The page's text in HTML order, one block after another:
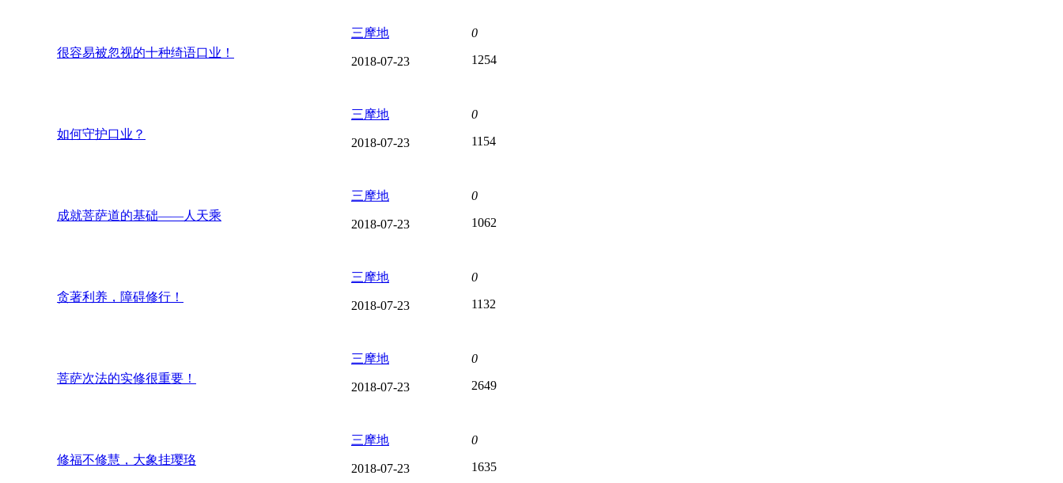
很容易被忽视的十种绮语口业！
三摩地
2018-07-23
0
1254
如何守护口业？
三摩地
2018-07-23
0
1154
成就菩萨道的基础——人天乘
三摩地
2018-07-23
0
1062
贪著利养，障碍修行！
三摩地
2018-07-23
0
1132
菩萨次法的实修很重要！
三摩地
2018-07-23
0
2649
修福不修慧，大象挂璎珞
三摩地
2018-07-23
0
1635